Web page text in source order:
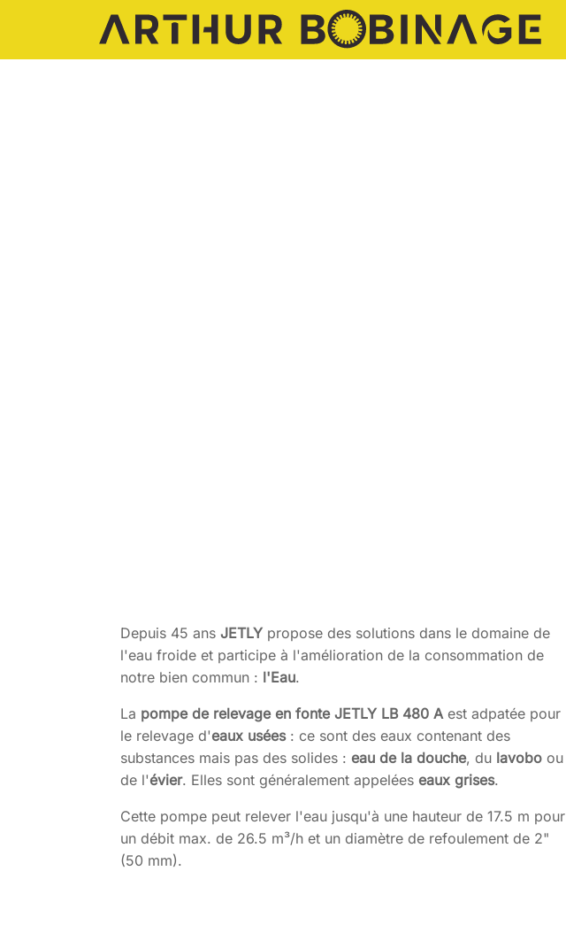
Depuis 45 ans JETLY propose des solutions dans le domaine de
l'eau froide et participe à l'amélioration de la consommation de
notre bien commun : l'Eau.
La pompe de relevage en fonte JETLY LB 480 A est adpatée pour
le relevage d'eaux usées: ce sont des eaux contenant des
substances mais pas des solides : eau de la douche, du lavobo ou
de l'évier. Elles sont généralement appelées eaux grises.
Cette pompe peut relever l'eau jusqu'à une hauteur de 17.5 m pour
un débit max. de 26.5 m³/h et un diamètre de refoulement de 2"
(50 mm).